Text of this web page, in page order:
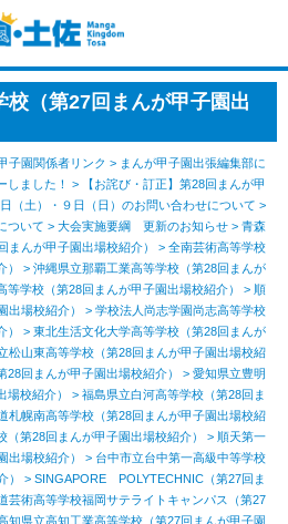
校（第27回まんが甲子園出
子園関係者リンク > まんが甲子園出張編集部に
しました！
>
【お詫び・訂正】第28回まんが甲
（土）・９日（日）のお問い合わせについて >
ついて > 大会実施要綱 更新のお知らせ > 青森
まんが甲子園出場校紹介）
> 全南芸術高等学校
）
> 沖縄県立那覇工業高等学校（第28回まんが
等学校（第28回まんが甲子園出場校紹介） > 順
出場校紹介）
> 学校法人尚志学園尚志高等学校
）
> 東北生活文化大学高等学校（第28回まんが
松山東高等学校（第28回まんが甲子園出場校紹
28回まんが甲子園出場校紹介） > 愛知県立豊明
校紹介）
> 福島県立白河高等学校（第28回ま
札幌南高等学校（第28回まんが甲子園出場校紹
第28回まんが甲子園出場校紹介） > 順天第一
出場校紹介）
> 台中市立台中第一高級中等学校
）
> SINGAPORE POLYTECHNIC（第27回ま
芸術高等学校福岡サテライトキャンパス（第27
知県立高知工業高等学校（第27回まんが甲子園